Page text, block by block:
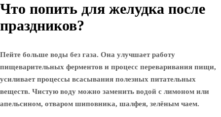
Что попить для желудка после
праздников?
Пейте больше воды без газа. Она улучшает работу
пищеварительных ферментов и процесс переваривания пищи,
усиливает процессы всасывания полезных питательных
веществ. Чистую воду можно заменить водой с лимоном или
апельсином, отваром шиповника, шалфея, зелёным чаем.